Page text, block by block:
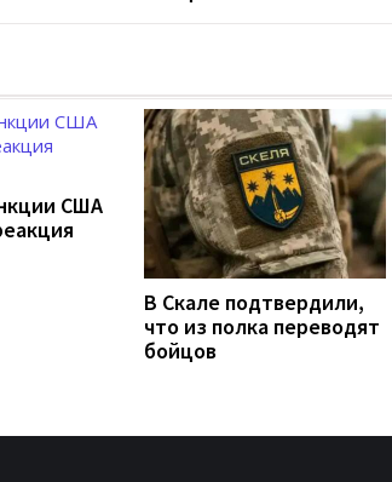
США
В Скале подтвердили,
что из полка переводят
бойцов